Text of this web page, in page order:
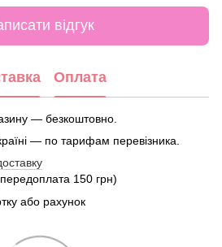
відгук
Оплата
— безкоштовно.
— по тарифам перевізника.
150 грн)
або рахунок